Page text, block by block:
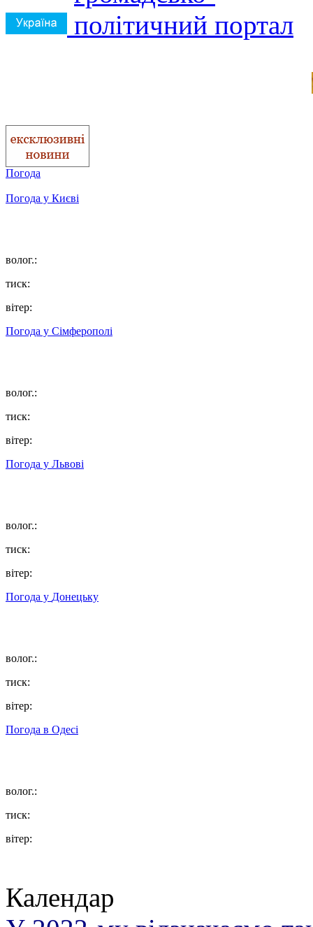
Погода
Погода у Києві
волог.:
тиск:
вітер:
Погода у Сімферополі
волог.:
тиск:
вітер:
Погода у Львові
волог.:
тиск:
вітер:
Погода у Донецьку
волог.:
тиск:
вітер:
Погода в Одесі
волог.:
тиск:
вітер:
Календар